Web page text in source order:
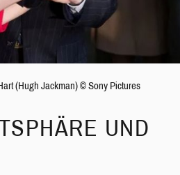
(Hugh Jackman) © Sony Pictures
UND